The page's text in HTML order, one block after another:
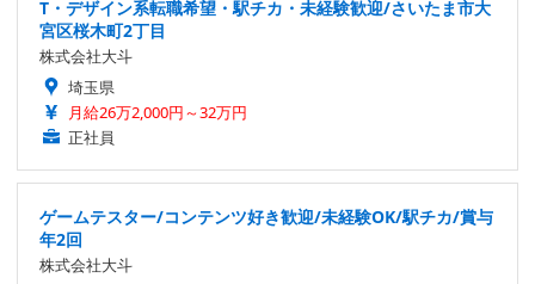
T・デザイン系転職希望・駅チカ・未経験歓迎/さいたま市大
宮区桜木町2丁目
株式会社大斗
埼玉県
月給26万2,000円～32万円
正社員
ゲームテスター/コンテンツ好き歓迎/未経験OK/駅チカ/賞与
年2回
株式会社大斗